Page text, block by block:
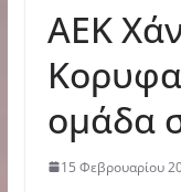
AEK
ομάδα
15 Φεβρουαρίου